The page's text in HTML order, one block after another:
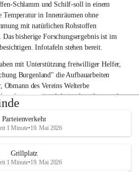
Schlamm und Schilf-soll in einem
Temperatur in Innenräumen ohne
mit natürlichen Rohstoffen
bisherige Forschungsergebnis ist im
Infotafeln stehen bereit.
mit Unterstützung freiwilliger Helfer,
Burgenland" die Aufbauarbeiten
des Vereins Welterbe
die innovative Arbeit sehr erfreut und
der Forschungsergebnisse.
ist jede technologische Innovation
Parteienverkehr
1 Minute•19. Mai 2026
Grillplatz
1 Minute•19. Mai 2026